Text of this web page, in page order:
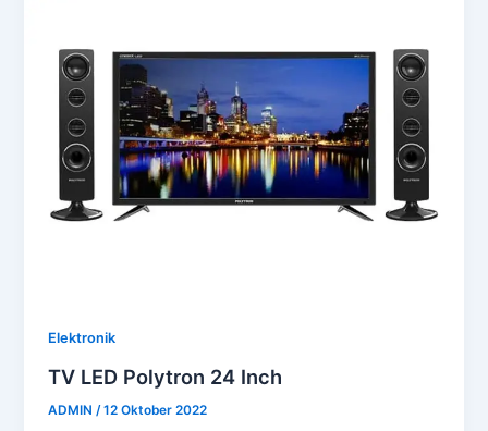
Elektronik
TV LED Polytron 24 Inch
ADMIN /12 Oktober 2022